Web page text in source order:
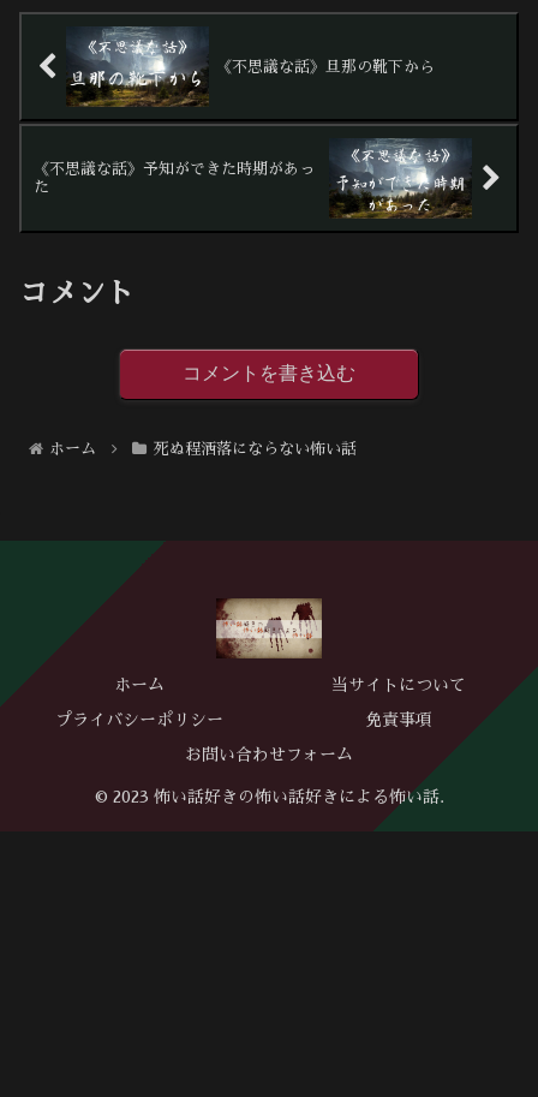
《不思議な話》旦那の靴下から
《不思議な話》予知ができた時期があっ
た
コメント
コメントを書き込む
ホーム 死ぬ程洒落にならない怖い話
ホーム 当サイトについて
プライバシーポリシー 免責事項
お問い合わせフォーム
© 2023 怖い話好きの怖い話好きによる怖い話.